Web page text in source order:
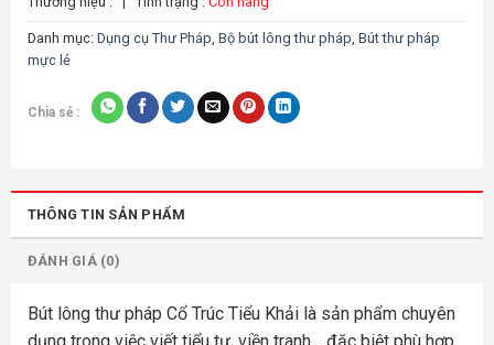
Danh mục: Dụng cụ Thư Pháp Bộ bút lông thư pháp Bút thư pháp
mực lẻ
Chia sẻ :
THÔNG TIN SẢN PHẨM
ĐÁNH GIÁ (0)
Bút lông thư pháp Cổ Trúc Tiểu Khải là sản phẩm chuyên